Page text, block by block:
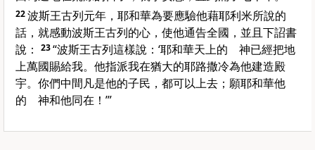
22波斯王古列元年，耶和華為要應驗他藉耶利米所說的
話，就感動波斯王古列的心，使他通告全國，並且下詔書
說：
23“波斯王古列這樣說：‘耶和華天上的 神已經把地
上萬國賜給我。他指派我在猶大的耶路撒冷為他建造殿
宇。你們中間凡是他的子民，都可以上去；願耶和華他
的 神和他同在！’”